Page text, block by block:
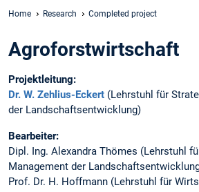
Home Research Completed project
Agroforstwirtschaft
Projektleitung:
Dr. W. Zehlius-Eckert (Lehrstuhl für
der Landschaftsentwicklung)
Bearbeiter:
Dipl. Ing. Alexandra Thömes (Lehrstuhl
Management der
Prof. Dr. H. Hoffmann (Lehrstuhl für